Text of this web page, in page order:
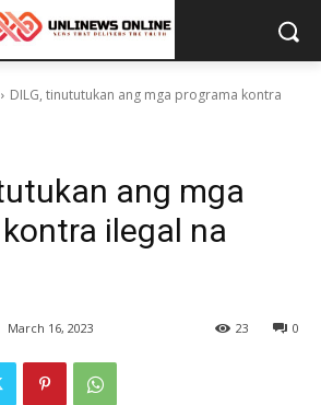
DILG, tinututukan ang mga programa kontra
ang mga
ilegal na
March 16, 2023 0
23